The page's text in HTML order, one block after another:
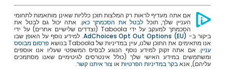
אם אתה מעדיף לראות רק המלצות תוכן כלליות שאינן מותאמות לתחומי
העניין שלך, תוכל לבטל את הסכמתך כאן. אתה יכול גם לבטל את
הסכמתך למעקב על ידי Taboola (וצדדים שלישיים אחרים) על ידי
ביקור ב- AdChoices Opt Out Options (EU). למידע נוסף על האופן שבו
אנו מתאימים את התוכן שלנו, עיין במדיניות של Taboola בנושא
פרסום מבוסס
עניין. אם אתה זקוק למידע נוסף הנוגע לבסיס המשפטי שעליו אנו אוספים
ומשתמשים במידע האישי שלך (כולל אינטרסים לגיטימיים שאנו מסתמכים
עליהם), אנאבקר במדיניות הפרטיות או צור איתנו קשר.